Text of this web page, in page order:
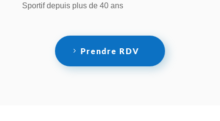
Sportif depuis plus de 40 ans
Prendre RDV